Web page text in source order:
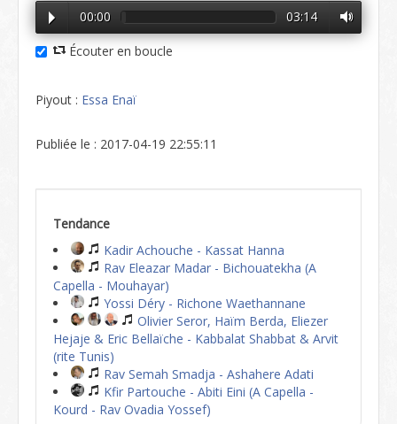
00:00 03:14
Écouter en boucle
Piyout : Essa Enaï
Publiée le : 2017-04-19 22:55:11
Tendance
Kadir Achouche - Kassat Hanna
Rav Eleazar Madar - Bichouatekha (A
Capella - Mouhayar)
Yossi Déry - Richone Waethannane
Olivier Seror, Haïm Berda, Eliezer
Hejaje & Eric Bellaïche - Kabbalat Shabbat & Arvit
(rite Tunis)
Rav Semah Smadja - Ashahere Adati
Kfir Partouche - Abiti Eini (A Capella -
Kourd - Rav Ovadia Yossef)